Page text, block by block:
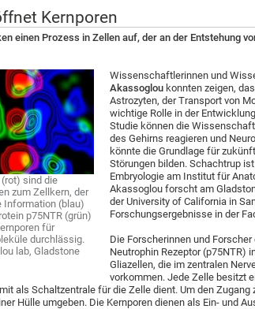
Kernporen
einen Prozess in Zellen auf, der an der Entstehung
(rot) sind die
zum Zellkern, der
Information (blau)
p75NTR (grün)
für
durchlässig.
lab, Gladstone
Wissenschaftlerinnen und
Akassoglou konnten zeigen,
Astrozyten, der Transport von
wichtige Rolle in der
Studie können die
des Gehirns reagieren und
könnte die Grundlage für
Störungen bilden. Schachtrup
Embryologie am Institut für
Akassoglou forscht am
der University of California in
Forschungsergebnisse in der
Die Forscherinnen und
Neutrophin Rezeptor (p75NTR)
Gliazellen, die im zentralen
vorkommen. Jede Zelle besitzt
als Schaltzentrale für die Zelle dient. Um den
Hülle umgeben. Die Kernporen dienen als Ein- und